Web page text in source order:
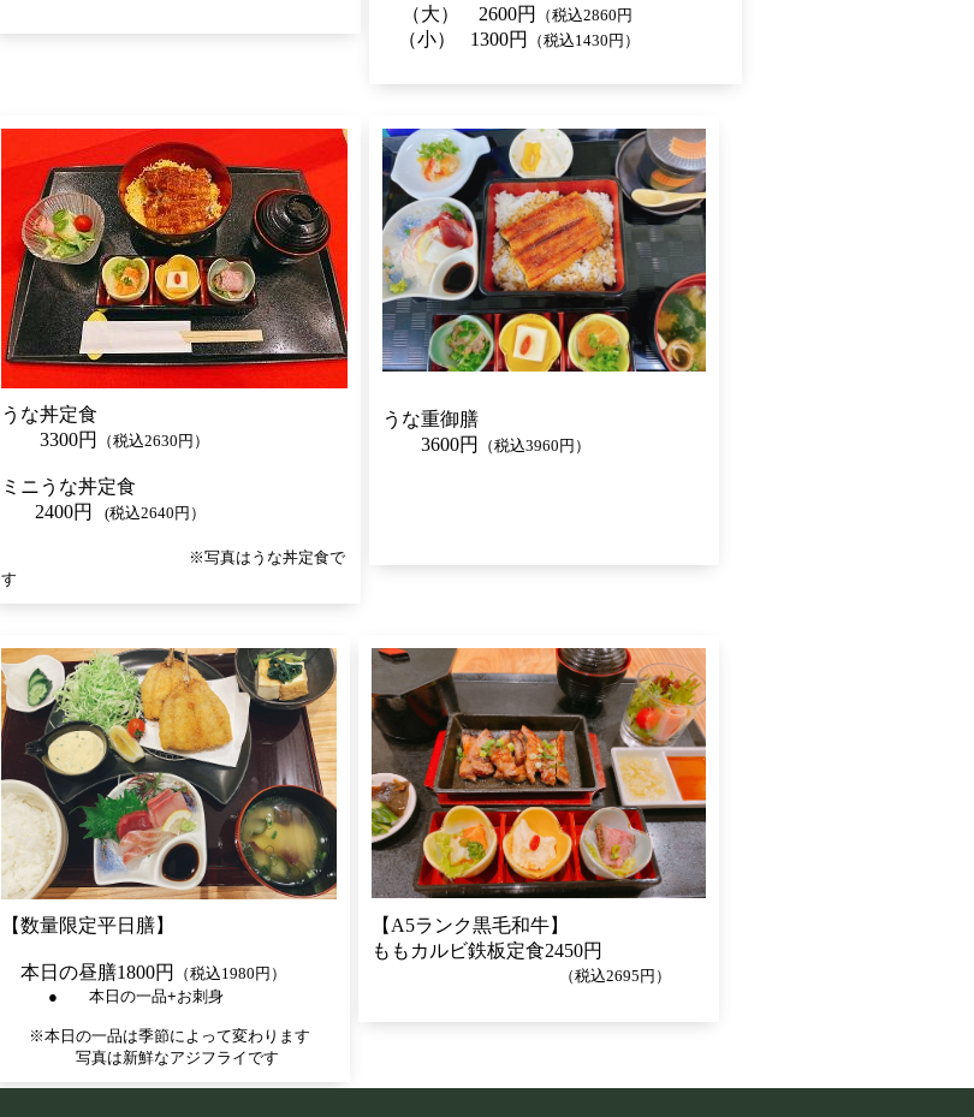
（大） 2600円 （税込2860円
（小） 1300円 （税込1430円）
うな丼定食
3300円
（税込2630円）
ミニうな丼定食
2400円
(税込2640円）
※写真はうな丼定食で
す
うな重御膳
3600円
（税込3960円）
【数量限定平日膳】
本日の昼膳1800円
（税込1980円）
● 本日の一品+お刺身
※本日の一品は季節によって変わります
写真は新鮮なアジフライです
【A5ランク黒毛和牛】
ももカルビ鉄板定食2450円
（税込2695円）